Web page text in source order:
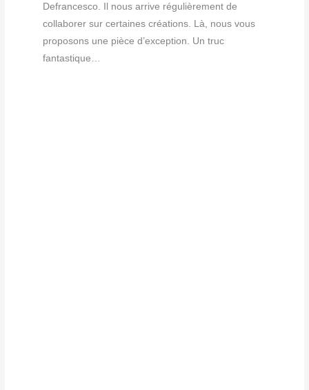
Defrancesco. Il nous arrive régulièrement de
collaborer sur certaines créations. Là, nous vous
proposons une pièce d’exception. Un truc
fantastique…